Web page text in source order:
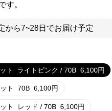
す。
から7~28日でお届け予定
ト ライトピンク / 70B 6,100円
ト 70B 6,100円
ト レッド / 70B 6,100円